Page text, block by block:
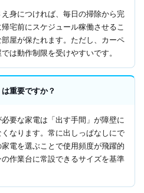
身につければ、毎日の掃除から完
宅前にスケジュール稼働させるこ
屋が保たれます。ただし、カーペ
は動作制限を受けやすいです。
重要ですか？
要な家電は「出す手間」が障壁に
なります。常に出しっぱなしにで
電を選ぶことで使用頻度が飛躍的
作業台に常設できるサイズを基準